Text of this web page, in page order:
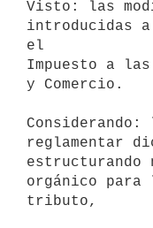
Visto: las
introducidas a
el
Impuesto a
y Comercio.
Considerando:
reglamentar
estructurando
orgánico
tributo,